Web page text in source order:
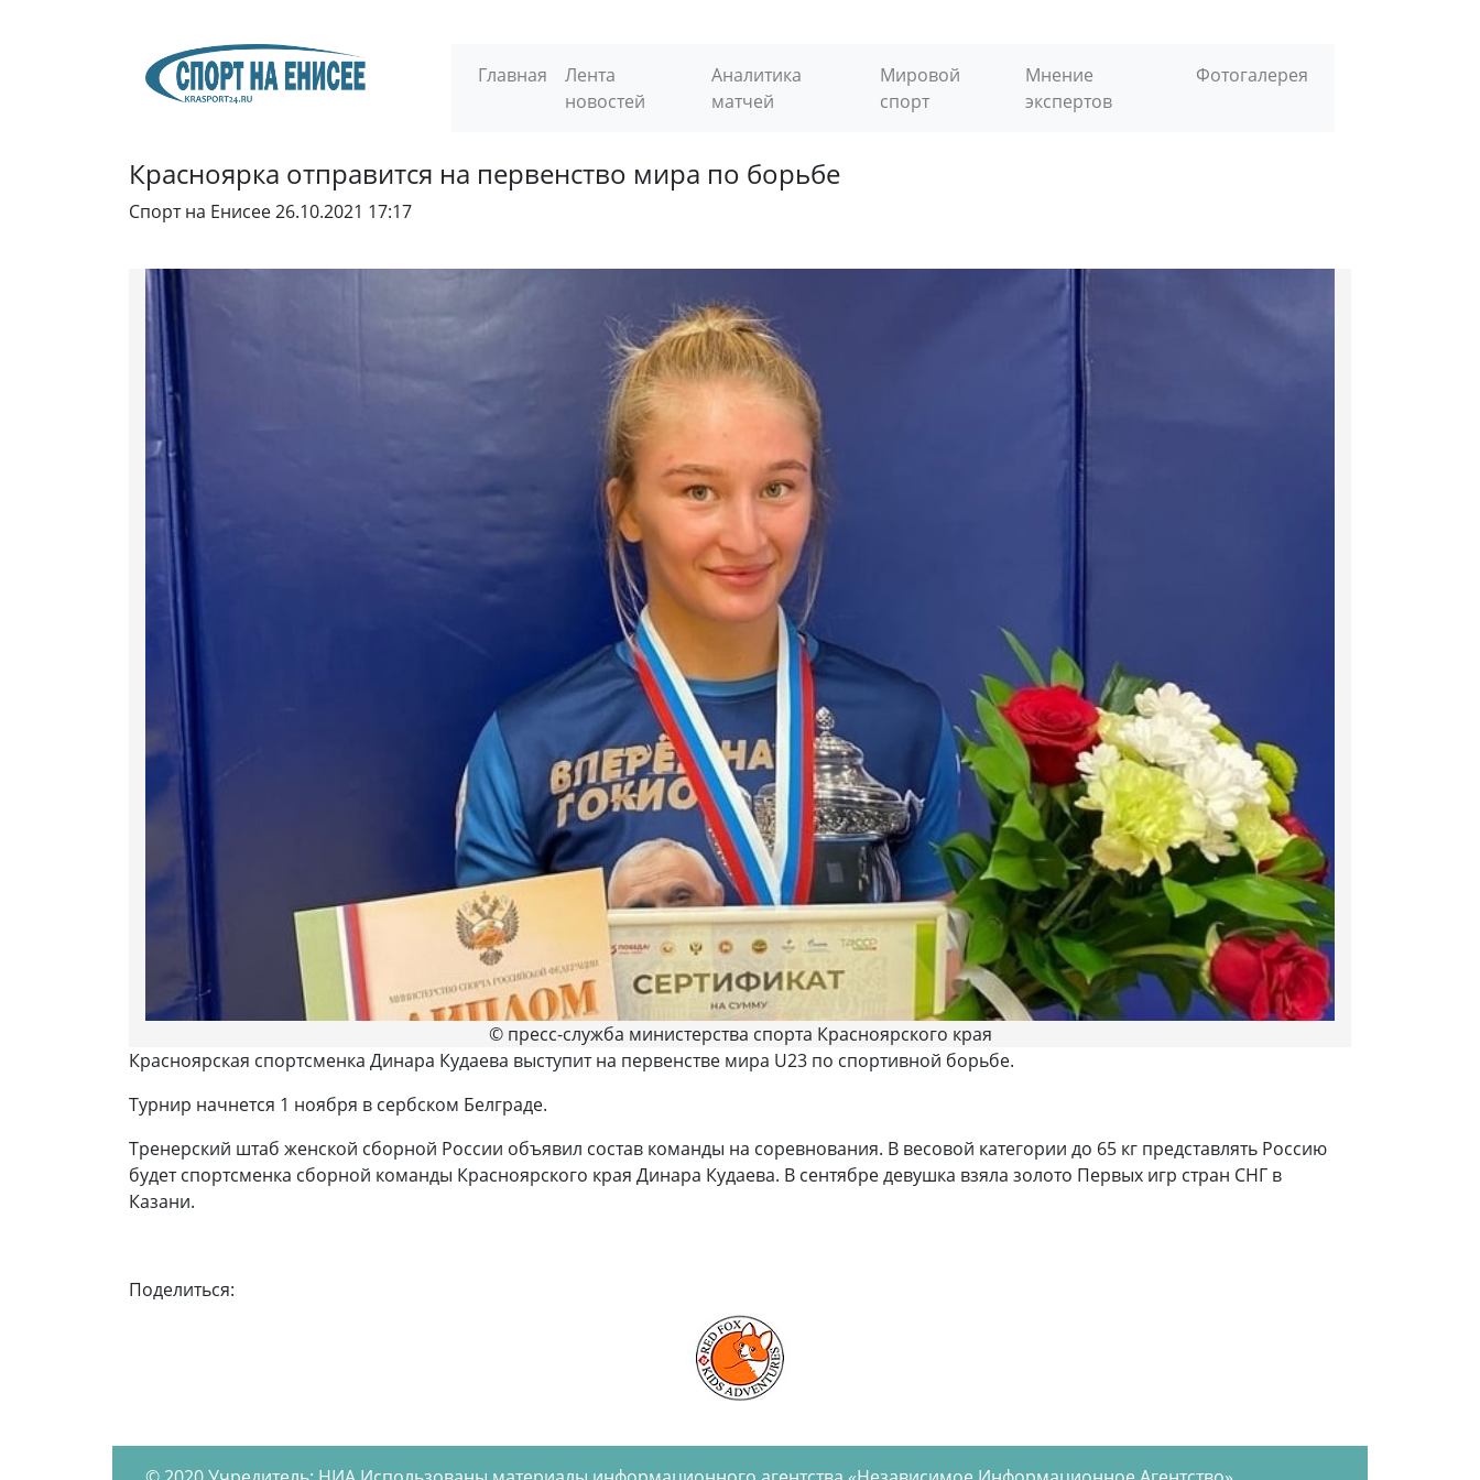
Главная
Лента
новостей
Аналитика
матчей
Мировой
спорт
Мнение
экспертов
Фотогалерея
Красноярка отправится на первенство мира по борьбе
Спорт на Енисее26.10.2021 17:17
© пресс-служба министерства спорта Красноярского края
Красноярская спортсменка Динара Кудаева выступит на первенстве мира U23 по спортивной борьбе.
Турнир начнется 1 ноября в сербском Белграде.
Тренерский штаб женской сборной России объявил состав команды на соревнования. В весовой категории до 65 кг представлять Россию
будет спортсменка сборной команды Красноярского края Динара Кудаева. В сентябре девушка взяла золото Первых игр стран СНГ в
Казани.
Поделиться: